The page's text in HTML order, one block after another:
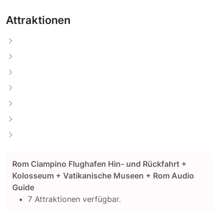
Attraktionen
Rom Ciampino Flughafen Hin- und Rückfahrt +
Kolosseum + Vatikanische Museen + Rom Audio
Guide
7 Attraktionen verfügbar.